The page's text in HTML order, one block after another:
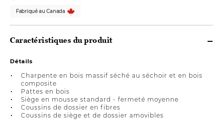
Fabriqué au Canada
Caractéristiques du produit
Détails
Charpente en bois massif séché au séchoir et en bois
composite
Pattes en bois
Siège en mousse standard - fermeté moyenne
Coussins de dossier en fibres
Coussins de siège et de dossier amovibles